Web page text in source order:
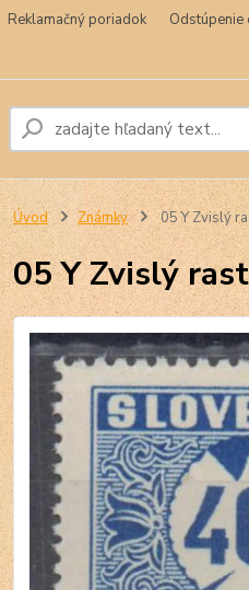
Reklamačný poriadok
Úvod Známky 05 Y Zvislý
05 Y Zvislý